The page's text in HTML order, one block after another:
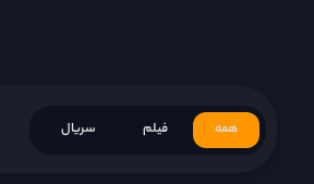
همه فیلم سریال